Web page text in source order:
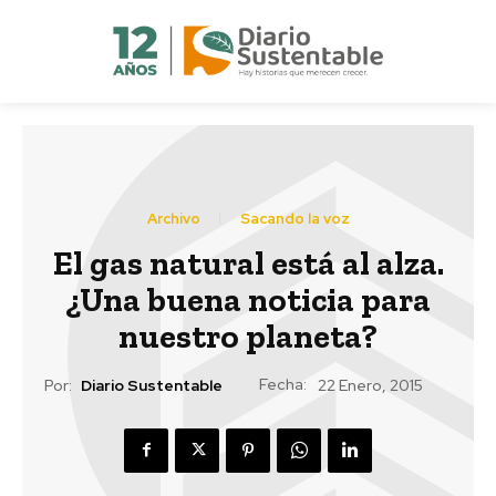
Archivo Sacando la voz
El gas natural está al alza.
¿Una buena noticia para
nuestro planeta?
Por: Diario Sustentable Fecha: 22 Enero, 2015